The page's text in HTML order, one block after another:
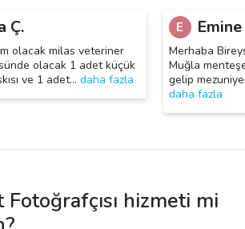
Ç.
olacak milas veteriner
olacak 1 adet küçük
ve 1 adet… daha fazla
E Emine
Merhaba
Muğla
gelip
daha fazla
hizmeti mi